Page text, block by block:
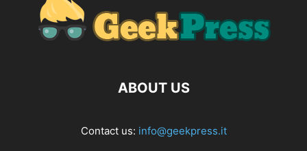
ABOUT US
Contact us: info@geekpress.it